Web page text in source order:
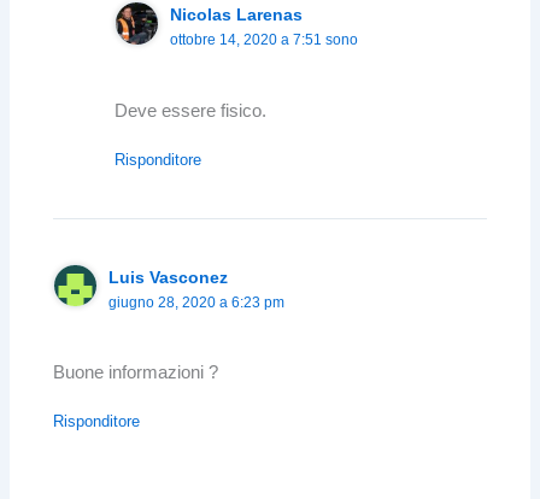
Nicolas Larenas
ottobre 14, 2020 a 7:51 sono
Deve essere fisico.
Risponditore
Luis Vasconez
giugno 28, 2020 a 6:23 pm
Buone informazioni ?
Risponditore